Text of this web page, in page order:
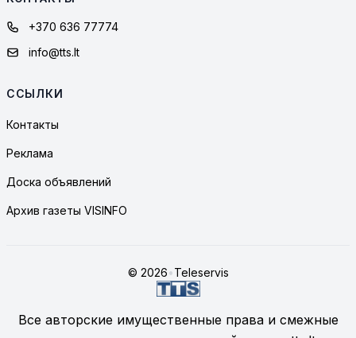
+370 636 77774
info@tts.lt
ССЫЛКИ
Контакты
Реклама
Доска объявлений
Архив газеты VISINFO
© 2026•Teleservis
Все авторские имущественные права и смежные